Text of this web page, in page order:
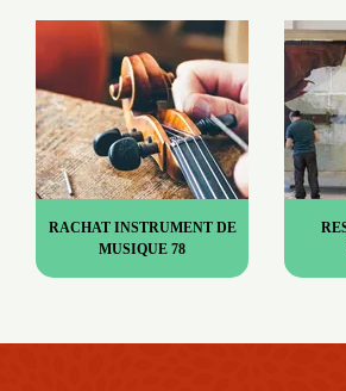
RACHAT INSTRUMENT DE
MUSIQUE 78